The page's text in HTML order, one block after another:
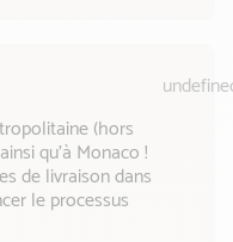
(hors
qu’à Monaco !
de livraison dans
le processus